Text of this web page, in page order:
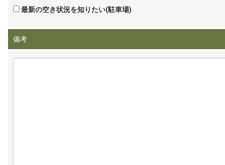
最新の空き状況を知りたい(駐車場)
備考